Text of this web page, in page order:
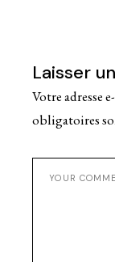
Laisser
Votre adresse
obligatoires